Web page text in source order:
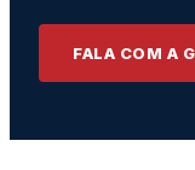
FALA COM A